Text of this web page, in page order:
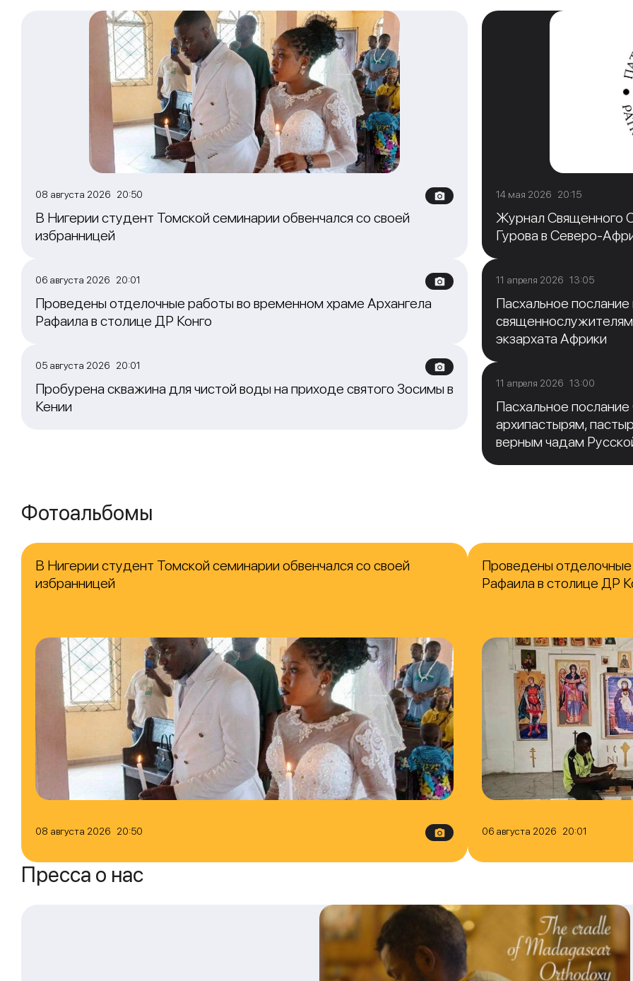
08 августа 2026 20:50
В Нигерии студент Томской семинарии обвенчался со своей
избранницей
06 августа 2026 20:01
Проведены отделочные работы во временном храме Архангела
Рафаила в столице ДР Конго
05 августа 2026 20:01
Пробурена скважина для чистой воды на приходе святого Зосимы в
Кении
14 мая 2026 20:15
Журнал Священного
Гурова в Северо-
11 апреля 2026 13:05
Пасхальное
экзархата Африки
11 апреля 2026 13:00
Пасхальное
архипастырям,
верным чадам
Фотоальбомы
08 августа 2026 20:50
В Нигерии студент Томской семинарии обвенчался со своей
избранницей
06 августа 2026 20:01
Проведены
Рафаила в столице ДР
Пресса о нас